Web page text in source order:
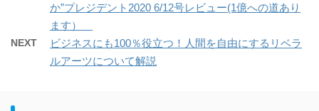
か”プレジデント2020 6/12号レビュー(1億への道あり
ます）
NEXT
ビジネスにも100％役立つ！人間を自由にするリベラ
ルアーツについて解説